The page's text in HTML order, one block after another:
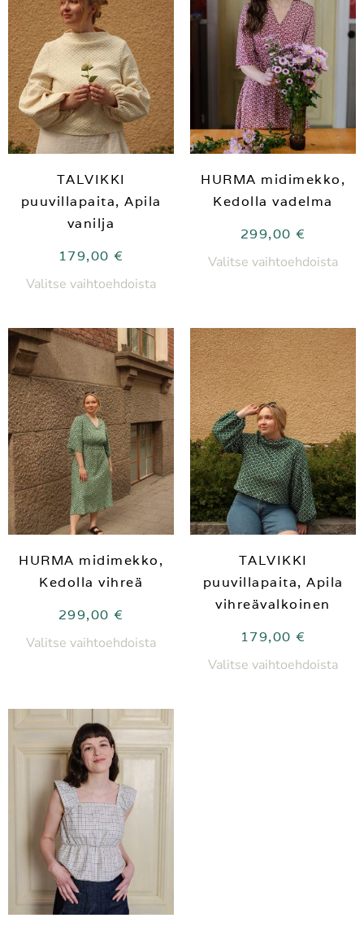
TALVIKKI
puuvillapaita, Apila
vanilja
179,00 €
Valitse vaihtoehdoista
HURMA midimekko,
Kedolla vadelma
299,00 €
Valitse vaihtoehdoista
HURMA midimekko,
Kedolla vihreä
299,00 €
Valitse vaihtoehdoista
TALVIKKI
puuvillapaita, Apila
vihreävalkoinen
179,00 €
Valitse vaihtoehdoista